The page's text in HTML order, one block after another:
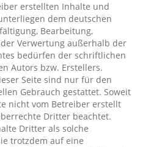
erstellten Inhalte und
dem deutschen
Bearbeitung,
Verwertung außerhalb der
bedürfen der schriftlichen
Autors bzw. Erstellers.
Seite sind nur für den
Gebrauch gestattet. Soweit
nicht vom Betreiber erstellt
Dritter beachtet.
Dritter als solche
trotzdem auf eine